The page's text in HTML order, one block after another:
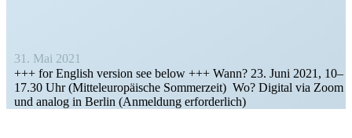
31. Mai 2021
+++ for English version see below +++ Wann? 23. Juni 2021, 10–
17.30 Uhr (Mittel­eu­ro­päische Sommerzeit) Wo? Digital via Zoom
und analog in Berlin (Anmeldung erforderlich)